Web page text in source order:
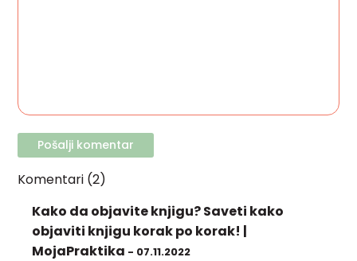
Komentari (2)
Kako da objavite knjigu? Saveti kako
objaviti knjigu korak po korak! |
MojaPraktika - 07.11.2022